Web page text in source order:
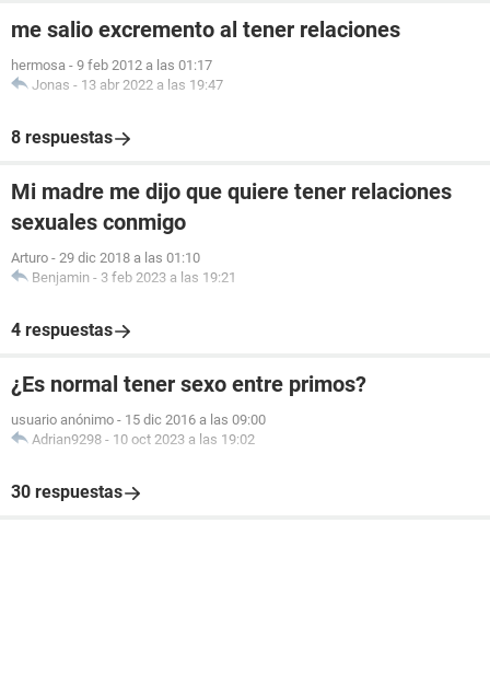
me salio excremento al tener relaciones
hermosa - 9 feb 2012 a las 01:17
Jonas - 13 abr 2022 a las 19:47
8 respuestas
Mi madre me dijo que quiere tener relaciones
sexuales conmigo
Arturo - 29 dic 2018 a las 01:10
Benjamin - 3 feb 2023 a las 19:21
4 respuestas
¿Es normal tener sexo entre primos?
usuario anónimo - 15 dic 2016 a las 09:00
Adrian9298 - 10 oct 2023 a las 19:02
30 respuestas